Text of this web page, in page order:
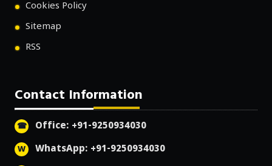
Cookies Policy
Sitemap
RSS
Contact Information
Office: +91-9250934030
WhatsApp: +91-9250934030